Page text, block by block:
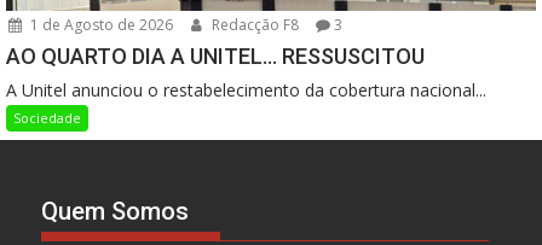
1 de Agosto de 2026 Redacção F8 3
AO QUARTO DIA A UNITEL… RESSUSCITOU
A Unitel anunciou o restabelecimento da cobertura nacional...
Sociedade
Quem Somos